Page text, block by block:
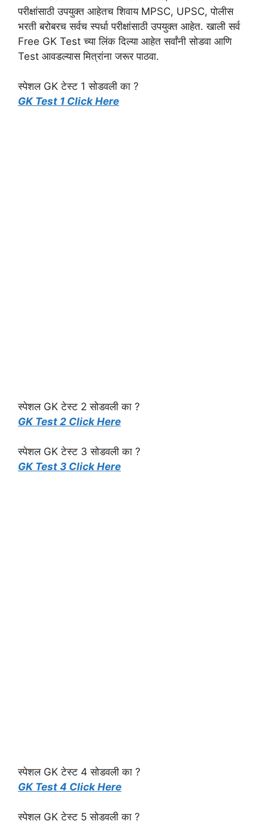
परीक्षांसाठी उपयुक्त आहेतच शिवाय MPSC, UPSC, पोलीस
भरती बरोबरच सर्वच स्पर्धा परीक्षांसाठी उपयुक्त आहेत. खाली सर्व
Free GK Test च्या लिंक दिल्या आहेत सर्वांनी सोडवा आणि
Test आवडल्यास मित्रांना जरूर पाठवा.
स्पेशल GK टेस्ट 1 सोडवली का ?
GK Test 1 Click Here
स्पेशल GK टेस्ट 2 सोडवली का ?
GK Test 2 Click Here
स्पेशल GK टेस्ट 3 सोडवली का ?
GK Test 3 Click Here
स्पेशल GK टेस्ट 4 सोडवली का ?
GK Test 4 Click Here
स्पेशल GK टेस्ट 5 सोडवली का ?